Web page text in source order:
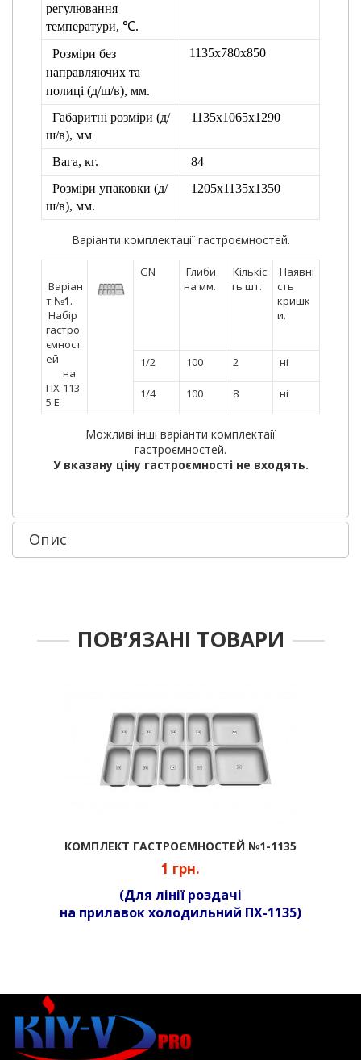
регулювання
температури, ℃.
Розміри без
направляючих та
полиці (д/ш/в), мм.
1135х780х850
Габаритні розміри (д/
ш/в), мм
1135х1065х1290
Вага, кг.
84
Розміри упаковки (д/
ш/в), мм.
1205х1135х1350
Варіанти комплектації гастроємностей.
Варіан
т №1.
Набір
гастро
ємност
ей
на
ПХ-113
5 Е
GN
Глиби
на мм.
Кількіс
ть шт.
Наявні
сть
кришк
и.
1/2 100 2 ні
1/4 100 8 ні
Можливі інші варіанти комплектаії
гастроємностей.
У вказану ціну гастроємності не входять.
Опис
ПОВ’ЯЗАНІ ТОВАРИ
КОМПЛЕКТ ГАСТРОЄМНОСТЕЙ №1-1135
1 грн.
(Для лінії роздачі
на прилавок холодильний ПХ-1135)